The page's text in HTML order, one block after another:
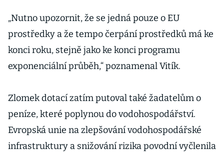
„Nutno upozornit, že se jedná pouze o EU
prostředky a že tempo čerpání prostředků má ke
konci roku, stejně jako ke konci programu
exponenciální průběh,“ poznamenal Vitík.
Zlomek dotací zatím putoval také žadatelům o
peníze, které poplynou do vodohospodářství.
Evropská unie na zlepšování vodohospodářské
infrastruktury a snižování rizika povodní vyčlenila